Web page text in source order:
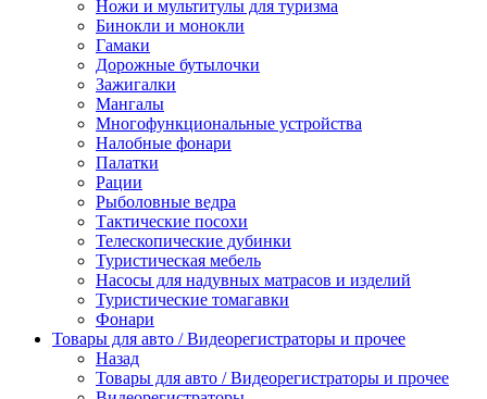
Ножи и мультитулы для туризма
Бинокли и монокли
Гамаки
Дорожные бутылочки
Зажигалки
Мангалы
Многофункциональные устройства
Налобные фонари
Палатки
Рации
Рыболовные ведра
Тактические посохи
Телескопические дубинки
Туристическая мебель
Насосы для надувных матрасов и изделий
Туристические томагавки
Фонари
Товары для авто / Видеорегистраторы и прочее
Назад
Товары для авто / Видеорегистраторы и прочее